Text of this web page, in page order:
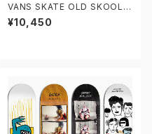
VANS SKATE OLD SKOOL V
N0A5FCBBKA 26.0-29.0 ヴ
ァンズ スケートオールドスクー
¥10,450